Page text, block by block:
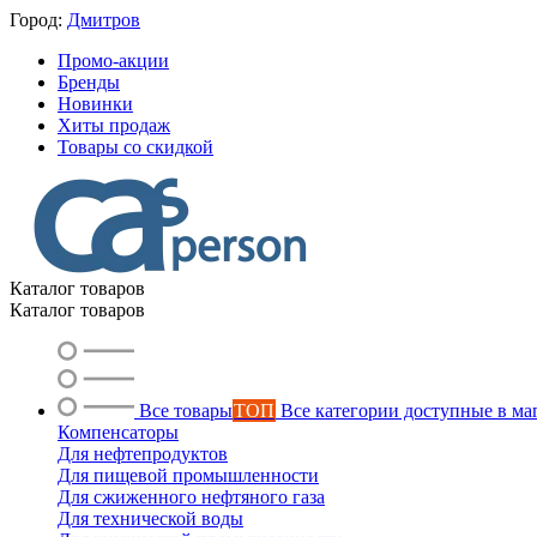
Город: Дмитров
Промо-акции
Бренды
Новинки
Хиты продаж
Товары со скидкой
Каталог товаров
Каталог товаров
Все товарыТОП Все категории доступные в
Компенсаторы
Для нефтепродуктов
Для пищевой промышленности
Для сжиженного нефтяного газа
Для технической воды